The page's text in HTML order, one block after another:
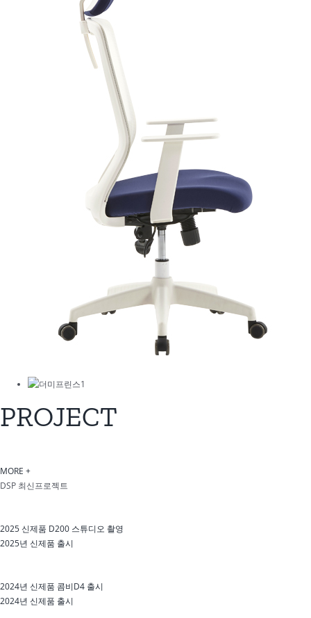
PROJECT
MORE +
DSP 최신프로젝트
2025 신제품 D200 스튜디오 촬영
2025년 신제품 출시
2024년 신제품 콤비D4 출시
2024년 신제품 출시